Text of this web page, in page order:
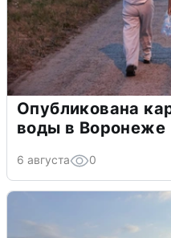
Опубликована
воды в Воронеже
6 августа 0